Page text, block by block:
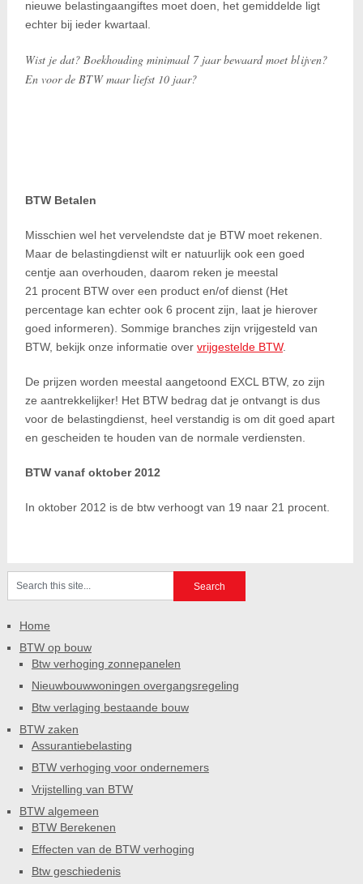
nieuwe belastingaangiftes moet doen, het gemiddelde ligt
echter bij ieder kwartaal.
Wist je dat? Boekhouding minimaal 7 jaar bewaard moet blijven?
En voor de BTW maar liefst 10 jaar?
BTW Betalen
Misschien wel het vervelendste dat je BTW moet rekenen.
Maar de belastingdienst wilt er natuurlijk ook een goed
centje aan overhouden, daarom reken je meestal
21 procent BTW over een product en/of dienst (Het
percentage kan echter ook 6 procent zijn, laat je hierover
goed informeren). Sommige branches zijn vrijgesteld van
BTW, bekijk onze informatie over vrijgestelde BTW.
De prijzen worden meestal aangetoond EXCL BTW, zo zijn
ze aantrekkelijker! Het BTW bedrag dat je ontvangt is dus
voor de belastingdienst, heel verstandig is om dit goed apart
en gescheiden te houden van de normale verdiensten.
BTW vanaf oktober 2012
In oktober 2012 is de btw verhoogt van 19 naar 21 procent.
Home
BTW op bouw
Btw verhoging zonnepanelen
Nieuwbouwwoningen overgangsregeling
Btw verlaging bestaande bouw
BTW zaken
Assurantiebelasting
BTW verhoging voor ondernemers
Vrijstelling van BTW
BTW algemeen
BTW Berekenen
Effecten van de BTW verhoging
Btw geschiedenis